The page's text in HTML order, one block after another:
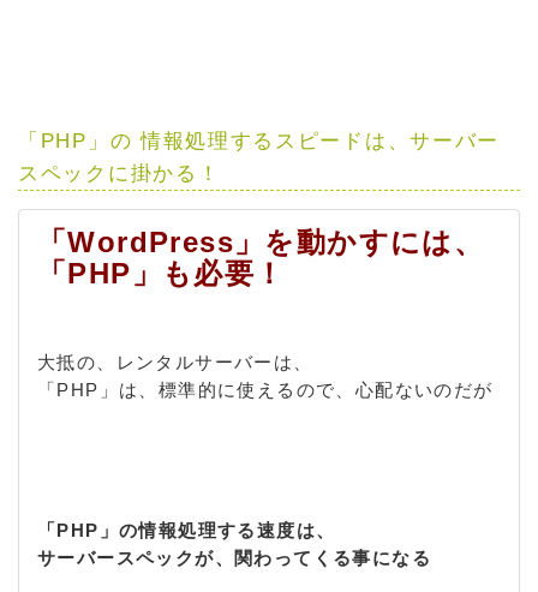
「PHP」の 情報処理するスピードは、サーバー
スペックに掛かる！
「WordPress」を動かすには、
「PHP」も必要！
大抵の、レンタルサーバーは、
「PHP」は、標準的に使えるので、心配ないのだが
「PHP」の情報処理する速度は、
サーバースペックが、関わってくる事になる